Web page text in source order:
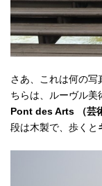
さあ、これは何の写
ちらは、ルーヴル美
Pont des Arts （芸
段は木製で、歩くと